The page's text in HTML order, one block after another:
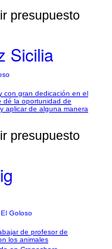
presupuesto
Sicilia
con gran dedicación en el
dé la oportunidad de
aplicar de alguna manera
presupuesto
Goloso
de profesor de
los animales